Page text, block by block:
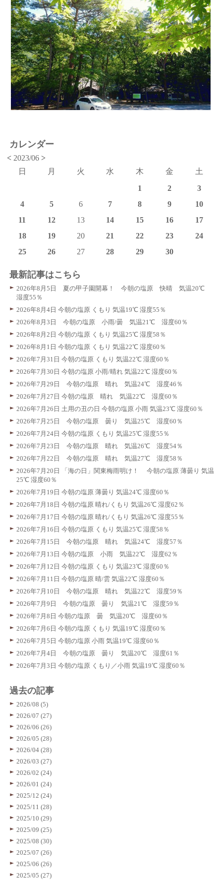
カレンダー
< 2023/06>
日
月 火 水 木 金
土
1
2
3
4
5 6 7 8 9
10
11
12 13 14 15 16
17
18
19 20 21 22 23
24
25
26 27 28 29 30
最新記事はこちら
2026年8月5日 夏の甲子園開幕！ 今朝の塩原 快晴 気温20℃
湿度55％
2026年8月4日 今朝の塩原 くもり 気温19℃ 湿度55％
2026年8月3日 今朝の塩原 小雨/曇 気温21℃ 湿度60％
2026年8月2日 今朝の塩原 くもり 気温25℃ 湿度58％
2026年8月1日 今朝の塩原 くもり 気温22℃ 湿度60％
2026年7月31日 今朝の塩原 くもり 気温22℃ 湿度60％
2026年7月30日 今朝の塩原 小雨/晴れ 気温22℃ 湿度60％
2026年7月29日 今朝の塩原 晴れ 気温24℃ 湿度46％
2026年7月27日 今朝の塩原 晴れ 気温22℃ 湿度60％
2026年7月26日 土用の丑の日 今朝の塩原 小雨 気温23℃ 湿度60％
2026年7月25日 今朝の塩原 曇り 気温25℃ 湿度60％
2026年7月24日 今朝の塩原 くもり 気温25℃ 湿度55％
2026年7月23日 今朝の塩原 晴れ 気温26℃ 湿度54％
2026年7月22日 今朝の塩原 晴れ 気温27℃ 湿度58％
2026年7月20日 「海の日」関東梅雨明け！ 今朝の塩原 薄曇り 気温
25℃ 湿度60％
2026年7月19日 今朝の塩原 薄曇り 気温24℃ 湿度60％
2026年7月18日 今朝の塩原 晴れ/くもり 気温26℃ 湿度62％
2026年7月17日 今朝の塩原 晴れ/くもり 気温26℃ 湿度55％
2026年7月16日 今朝の塩原 くもり 気温25℃ 湿度58％
2026年7月15日 今朝の塩原 晴れ 気温24℃ 湿度57％
2026年7月13日 今朝の塩原 小雨 気温22℃ 湿度62％
2026年7月12日 今朝の塩原 くもり 気温23℃ 湿度60％
2026年7月11日 今朝の塩原 晴/雲 気温22℃ 湿度60％
2026年7月10日 今朝の塩原 晴れ 気温22℃ 湿度59％
2026年7月9日 今朝の塩原 曇り 気温21℃ 湿度59％
2026年7月8日 今朝の塩原 曇 気温20℃ 湿度60％
2026年7月6日 今朝の塩原 くもり 気温19℃ 湿度60％
2026年7月5日 今朝の塩原 小雨 気温19℃ 湿度60％
2026年7月4日 今朝の塩原 曇り 気温20℃ 湿度61％
2026年7月3日 今朝の塩原 くもり／小雨 気温19℃ 湿度60％
過去の記事
2026/08 (5)
2026/07 (27)
2026/06 (26)
2026/05 (28)
2026/04 (28)
2026/03 (27)
2026/02 (24)
2026/01 (24)
2025/12 (24)
2025/11 (28)
2025/10 (29)
2025/09 (25)
2025/08 (30)
2025/07 (26)
2025/06 (26)
2025/05 (27)